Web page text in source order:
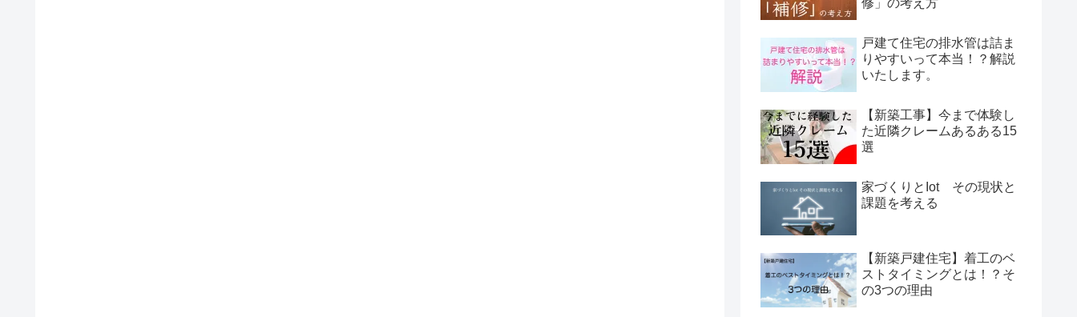
戸建て住宅の排水管は詰ま
りやすいって本当！？解説
いたします。
【新築工事】今まで体験し
た近隣クレームあるある15
選
家づくりとIot その現状と
課題を考える
【新築戸建住宅】着工のベ
ストタイミングとは！？そ
の3つの理由